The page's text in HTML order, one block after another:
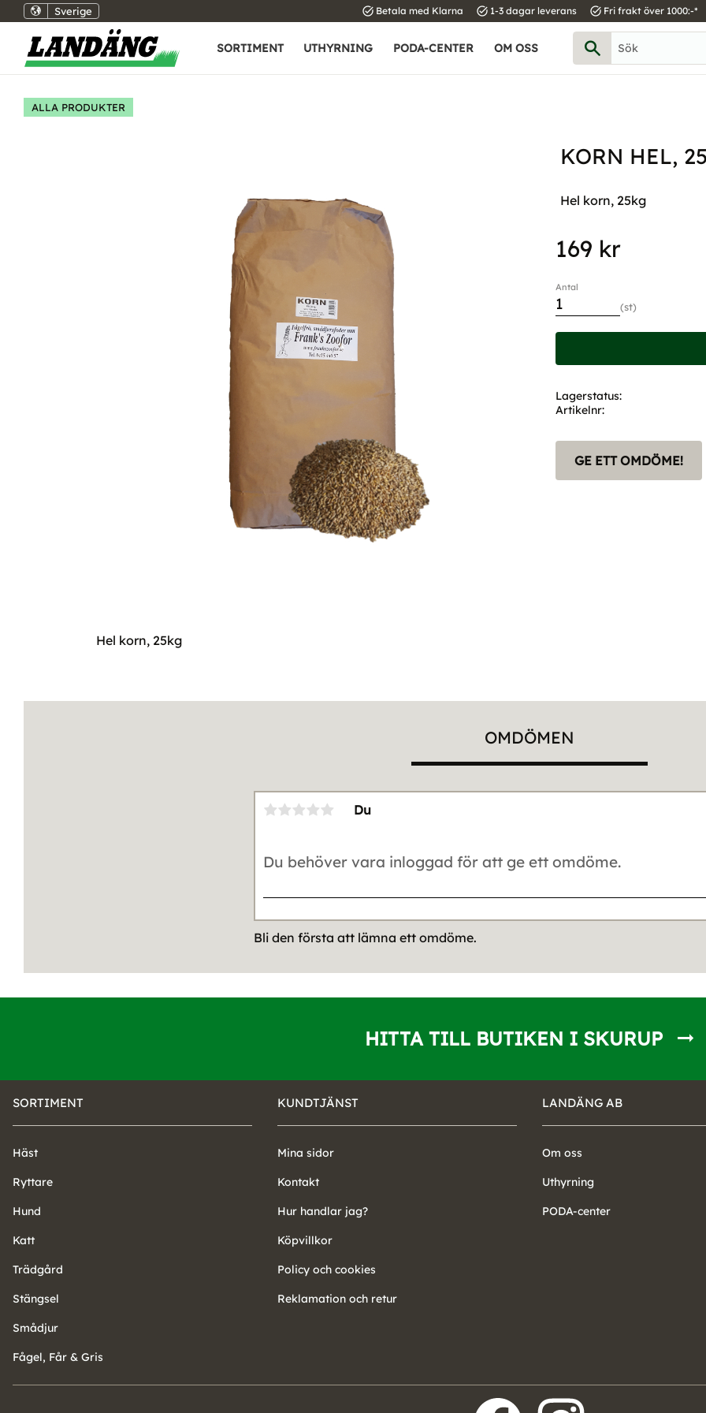
Sverige task_alt Betala med Klarna task_alt 1-3 dagar leverans task_alt Fri frakt över 1000:-*
SORTIMENT UTHYRNING PODA-CENTER OM OSS
ALLA PRODUKTER
KORN HEL,
Hel korn, 25kg
169 kr
Antal
st
Lagerstatus
Artikelnr
GE ETT OMDÖME!
Hel korn, 25kg
OMDÖMEN
Du
Bli den första att lämna ett omdöme.
HITTA TILL BUTIKEN I SKURUP
SORTIMENT
Häst
Ryttare
Hund
Katt
Trädgård
Stängsel
Smådjur
Fågel, Får & Gris
KUNDTJÄNST
Mina sidor
Kontakt
Hur handlar jag?
Köpvillkor
Policy och cookies
Reklamation och retur
LANDÄNG AB
Om oss
Uthyrning
PODA-center